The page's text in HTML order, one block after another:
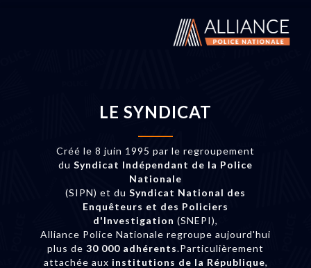
LE SYNDICAT
Créé le 8 juin 1995 par le regroupement
du Syndicat Indépendant de la Police
Nationale
(SIPN) et du Syndicat National des
Enquêteurs et des Policiers
d'Investigation (SNEPI),
Alliance Police Nationale regroupe aujourd'hui
plus de 30 000 adhérents.Particulièrement
attachée aux institutions de la République,